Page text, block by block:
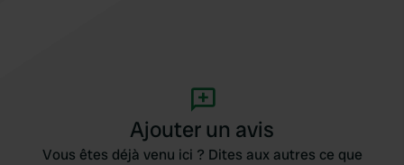
Ajouter un avis
Vous êtes déjà venu ici ? Dites aux autres ce que